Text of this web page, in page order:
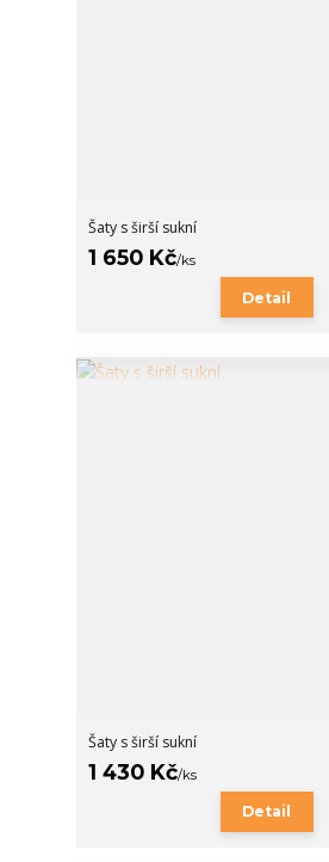
Šaty s širší sukní
1 650 Kč/ks
Detail
Šaty s širší sukní
1 430 Kč/ks
Detail